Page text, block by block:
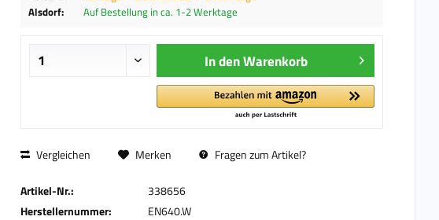
Alsdorf:
Auf Bestellung in ca. 1-2 Werktage
In denWarenkorb
Vergleichen Merken Fragen zum Artikel?
Artikel-Nr.:
338656
Herstellernummer:
EN640.W